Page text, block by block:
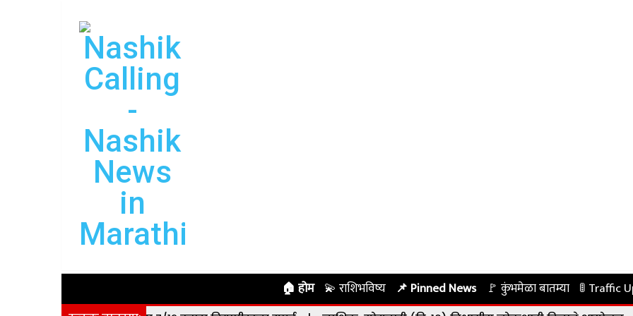
🏠 होम 💫 राशिभविष्य 📌 Pinned News 🚩 कुंभमेळा बातम्या 🚦 Traffic